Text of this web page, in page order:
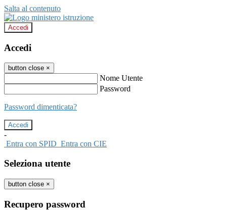
Salta al contenuto
Accedi
Accedi
button close ×
Nome Utente
Password
Password dimenticata?
-
Entra con SPID Entra con CIE
Seleziona utente
button close ×
Recupero password